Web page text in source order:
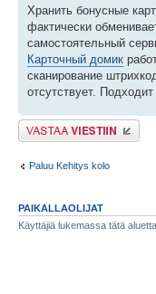
Хранить бонусные
фактически
самостоятельный
Карточный домик
сканирование
отсутствует.
Lähetä vastaus
Paluu Kehitys kolo
PAIKALLAOLIJAT
Käyttäjiä lukemassa tätä